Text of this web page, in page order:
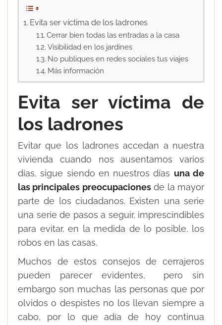
Evita ser víctima de los ladrones
Cerrar bien todas las entradas a la casa
Visibilidad en los jardines
No publiques en redes sociales tus viajes
Más información
Evita ser víctima de
los ladrones
Evitar que los ladrones accedan a nuestra
vivienda cuando nos ausentamos varios
días, sigue siendo en nuestros días una de
las principales preocupacionesde la mayor
parte de los ciudadanos. Existen una serie
una serie de pasos a seguir, imprescindibles
para evitar, en la medida de lo posible, los
robos en las casas.
Muchos de estos consejos de cerrajeros
pueden parecer evidentes, pero sin
embargo son muchas las personas que por
olvidos o despistes no los llevan siempre a
cabo, por lo que adía de hoy continua